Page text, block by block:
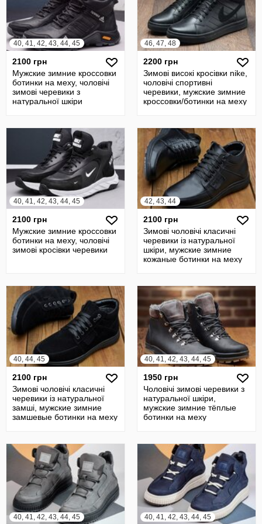
40, 41, 42, 43, 44, 45
2100 грн
Мужские зимние кроссовки
ботинки на меху, чоловічі
зимові черевики з
натуральної шкіри
46, 47, 48
2200 грн
Зимові високі кросівки nike,
чоловічі спортивні
черевики, мужские зимние
кроссовки/ботинки на меху
40, 41, 42, 43, 44, 45
2100 грн
Мужские зимние кроссовки
ботинки на меху, чоловічі
зимові кросівки черевики
42, 43, 44
2100 грн
Зимові чоловічі класичні
черевики із натуральної
шкіри, мужские зимние
кожаные ботинки на меху
40, 44, 45
2100 грн
Зимові чоловічі класичні
черевики із натуральної
замші, мужские зимние
замшевые ботинки на меху
40, 41, 42, 43, 44, 45
1950 грн
Чоловічі зимові черевики з
натуральної шкіри,
мужские зимние тёплые
ботинки на меху
40, 41, 42, 43, 44, 45 40, 41, 42, 43, 44, 45